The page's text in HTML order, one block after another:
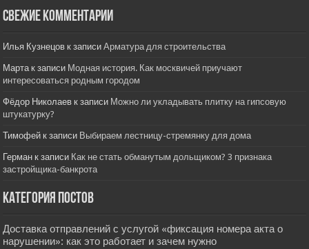
Свежие комментарии
Илья Кузнецов к записиАрматура для строительства
Мартак записи Модная история. Как москвичей приучают
интересоваться родным городом
Фёдор Николаев к записи Можно ли укладывать плитку на гипсовую
штукатурку?
Тимофей к записи Выбираем лестницу-стремянку для дома
Герман к записи Как не стать обманутым дольщиком? 3 признака
застройщика-банкрота
Категория постов
Доставка отправлений с услугой «фиксация номера акта о
нарушении»: как это работает и зачем нужно